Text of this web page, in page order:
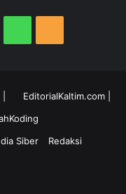
| EditorialKaltim.com
Siber Redaksi